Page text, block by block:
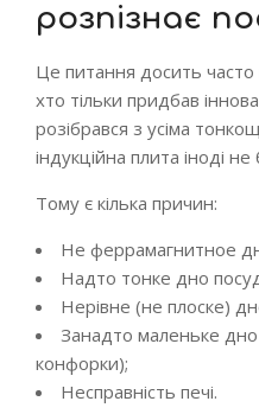
розпізнає
Це питання досить
хто тільки придбав
розібрався з усіма
індукційна плита іноді
Тому є кілька причин:
Не феррамагнитное
Надто тонке дно
Нерівне (не плоске)
Занадто маленьке
конфорки);
Несправність печі.